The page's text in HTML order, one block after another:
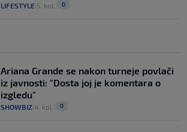
LIFESTYLE 5. kol. 0
Ariana Grande se nakon turneje povlači
iz javnosti: "Dosta joj je komentara o
izgledu"
SHOWBIZ 4. kol. 0